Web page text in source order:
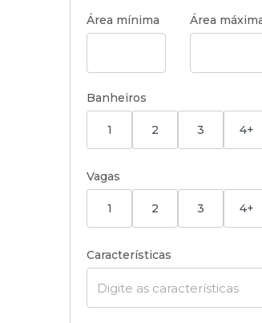
Área mínima Área
Banheiros
1 2 3 4+
Vagas
1 2 3 4+
Características